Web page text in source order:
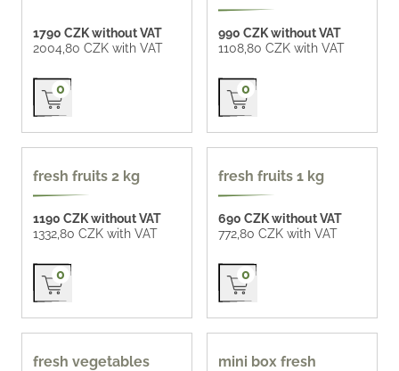
1790 CZK without VAT
2004,80 CZK with VAT
Přidat do košíku
0
990 CZK without VAT
1108,80 CZK with VAT
Přidat do košíku
0
popular
fresh fruits 2 kg
1190 CZK without VAT
1332,80 CZK with VAT
Přidat do košíku
0
fresh fruits 1 kg
690 CZK without VAT
772,80 CZK with VAT
Přidat do košíku
0
fresh vegetables
mini box fresh